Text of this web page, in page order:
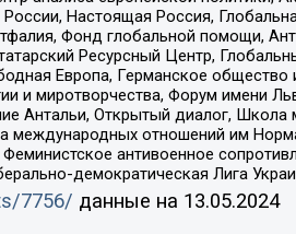
Настоящая Россия,
Фонд глобальной помощи,
Ресурсный Центр,
Европа, Германское
и миротворчества, Форум имени
Антальи, Открытый диалог,
международных отношений им
антивоенное
демократическая Лига
7756/ данные на 13.05.2024